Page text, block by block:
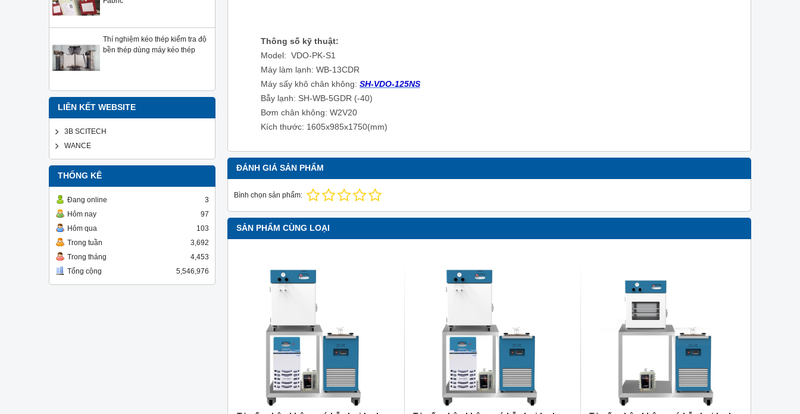
Thí nghiệm kéo thép kiểm tra độ
bền thép dùng máy kéo thép
LIÊN KẾT WEBSITE
3B SCITECH
WANCE
THỐNG KÊ
Đang online
3
Hôm nay
97
Hôm qua
103
Trong tuần
3,692
Trong tháng
4,453
Tổng cộng
5,546,976
Thông số kỹ thuật:
Model: VDO-PK-S1
Máy làm lạnh: WB-13CDR
Máy sấy khô chân không: SH-VDO-125NS
Bẫy lạnh: SH-WB-5GDR (-40)
Bơm chân không: W2V20
Kích thước: 1605x985x1750(mm)
ĐÁNH GIÁ SẢN PHẨM
Bình chọn sản phẩm:
SẢN PHẨM CÙNG LOẠI